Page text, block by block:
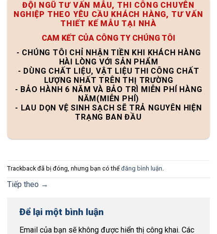
ĐỘI NGŨ TƯ VẤN MẪU, THI CÔNG CHUYÊN
NGHIỆP THEO YÊU CẦU KHÁCH HÀNG, TƯ VẤN
THIẾT KẾ MẪU TẠI NHÀ
CAM KẾT CỦA CÔNG TY CHÚNG TÔI
- CHÚNG TÔI CHỈ NHẬN TIỀN KHI KHÁCH HÀNG
HÀI LÒNG VỚI SẢN PHẨM
- DÙNG CHẤT LIỆU, VẬT LIỆU THI CÔNG CHẤT
LƯỢNG NHẤT TRÊN THỊ TRƯỜNG
- BẢO HÀNH 6 NĂM VÀ BẢO TRÌ MIỄN PHÍ HÀNG
NĂM(MIỄN PHÍ)
- LAU DỌN VỆ SINH SẠCH SẼ TRẢ NGUYÊN HIỆN
TRẠNG BAN ĐẦU
Trackback đã bị đóng, nhưng bạn có thể đăng bình luận
Tiếp theo →
Để lại một bình luận
Email của bạn sẽ không được hiển thị công khai. Các